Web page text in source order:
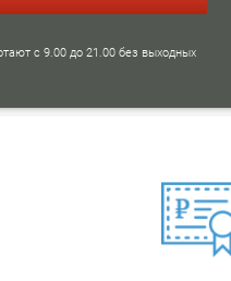
с 9.00 до 21.00 без выходных